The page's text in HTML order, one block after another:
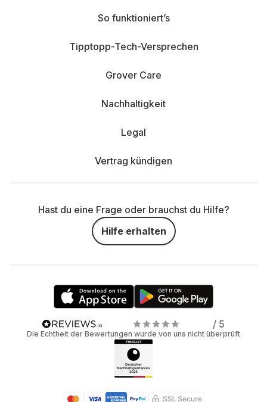
So funktioniert’s
Tipptopp-Tech-Versprechen
Grover Care
Nachhaltigkeit
Legal
Vertrag kündigen
Hast du eine Frage oder brauchst du Hilfe?
Hilfe erhalten
/ 5
Die Echtheit der Bewertungen wurde von uns nicht überprüft